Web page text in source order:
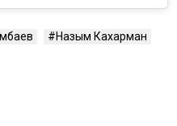
Назым Кахарман